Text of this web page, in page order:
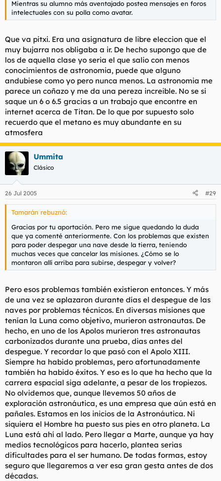
Mientras su alumno más aventajado postea mensajes en foros
intelectuales con su polla como avatar.
Que va pitxi. Era una asignatura de libre eleccion que el
muy bujarra nos obligaba a ir. De hecho supongo que de
los de aquella clase yo seria el que salio con menos
conocimientos de astronomia, puede que alguno
andubiese como yo pero nunca menos. La astronomia me
parece un coñazo y me da una pereza increible. No se si
saque un 6 o 6.5 gracias a un trabajo que encontre en
internet acerca de Titan. De lo que por supuesto solo
recuerdo que el metano es muy abundante en su
atmosfera
Ummita
Clásico
26 Jul 2005 #29
Tamarán rebuznó:
Gracias por tu aportación. Pero me sigue quedando la duda
que ya comenté anteriormente. Con los problemas que existen
para poder despegar una nave desde la tierra, teniendo
muchas veces que cancelar las misiones. ¿Cómo se lo
montaron allí arriba para subirse, despegar y volver?
Pero esos problemas también existieron entonces. Y más
de una vez se aplazaron durante días el despegue de las
naves por problemas técnicos. En diversas misiones que
tenían la Luna como objetivo, murieron astronautas. De
hecho, en uno de los Apolos murieron tres astronautas
carbonizados durante una prueba, dias antes del
despegue. Y recordar lo que pasó con el Apolo XIII.
Siempre ha habido problemas, pero afortunadamente
también ha habido éxitos. Y eso es lo que ha hecho que la
carrera espacial siga adelante, a pesar de los tropiezos.
No olvidemos que, aunque llevemos 50 años de
exploración astronáutica, es una empresa que aún está en
pañales. Estamos en los inicios de la Astronáutica. Ni
siquiera el Hombre ha puesto sus pies en otro planeta. La
Luna está ahí al lado. Pero llegar a Marte, aunque ya hay
medios tecnológicos para hacerlo, plantea serias
dificultades para el ser humano. De todas formas, estoy
seguro que llegaremos a ver esa gran gesta antes de dos
décadas.